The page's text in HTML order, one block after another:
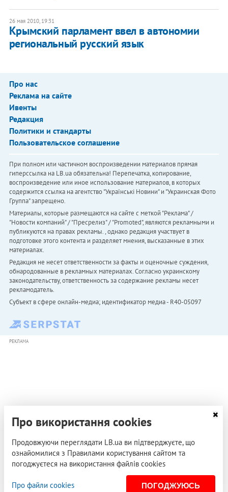
26 мая 2010, 19:31
Крымский парламент ввел в автономии
региональный русский язык
Про нас
Реклама на сайте
Ивенты
Редакция
Политики и стандарты
Пользовательское соглашение
При полном или частичном воспроизведении материалов прямая
гиперссылка на LB.ua обязательна! Перепечатка, копирование,
воспроизведение или иное использование материалов, в которых
содержится ссылка на агентство "Українськi Новини" и "Украинская Фото
Группа" запрещено.
Материалы, которые размещаются на сайте с меткой "Реклама" /
"Новости компаний" / "Пресрелиз" / "Promoted", являются рекламными и
публикуются на правах рекламы. , однако редакция участвует в
подготовке этого контента и разделяет мнения, высказанные в этих
материалах.
Редакция не несет ответственности за факты и оценочные суждения,
обнародованные в рекламных материалах. Согласно украинскому
законодательству, ответственность за содержание рекламы несет
рекламодатель.
Субъект в сфере онлайн-медиа; идентификатор медиа - R40-05097
РЕКЛАМА
Про використання cookies
Продовжуючи переглядати LB.ua ви підтверджуєте, що
ознайомилися з Правилами користування сайтом та
погоджуєтеся на використання файлів cookies
Про файли cookies ПОГОДЖУЮСЬ